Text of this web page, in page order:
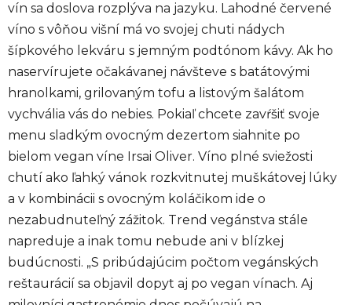
vín sa doslova rozplýva na jazyku. Lahodné červené
víno s vôňou višní má vo svojej chuti nádych
šípkového lekváru s jemným podtónom kávy. Ak ho
naservírujete očakávanej návšteve s batátovými
hranolkami, grilovaným tofu a listovým šalátom
vychvália vás do nebies. Pokiaľ chcete zavŕšiť svoje
menu sladkým ovocným dezertom siahnite po
bielom vegan víne Irsai Oliver. Víno plné sviežosti
chutí ako ľahký vánok rozkvitnutej muškátovej lúky
a v kombinácii s ovocným koláčikom ide o
nezabudnuteľný zážitok. Trend vegánstva stále
napreduje a inak tomu nebude ani v blízkej
budúcnosti. „S pribúdajúcim počtom vegánských
reštaurácií sa objavil dopyt aj po vegan vínach. Aj